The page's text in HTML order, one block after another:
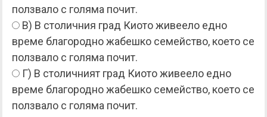
ползвало с голяма почит.
В) В столичния град Киото живеело едно
време благородно жабешко семейство, което се
ползвало с голяма почит.
Г) В столичният град Киото живеело едно
време благородно жабешко семейство, което се
ползвало с голяма почит.